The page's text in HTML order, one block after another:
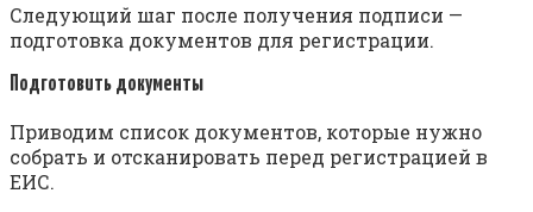
Следующий шаг после получения подписи —
подготовка документов для регистрации.
Подготовить документы
Приводим список документов, которые нужно
собрать и отсканировать перед регистрацией в
ЕИС.